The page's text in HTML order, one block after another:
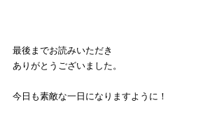
最後までお読みいただき
ありがとうございました。
今日も素敵な一日になりますように！